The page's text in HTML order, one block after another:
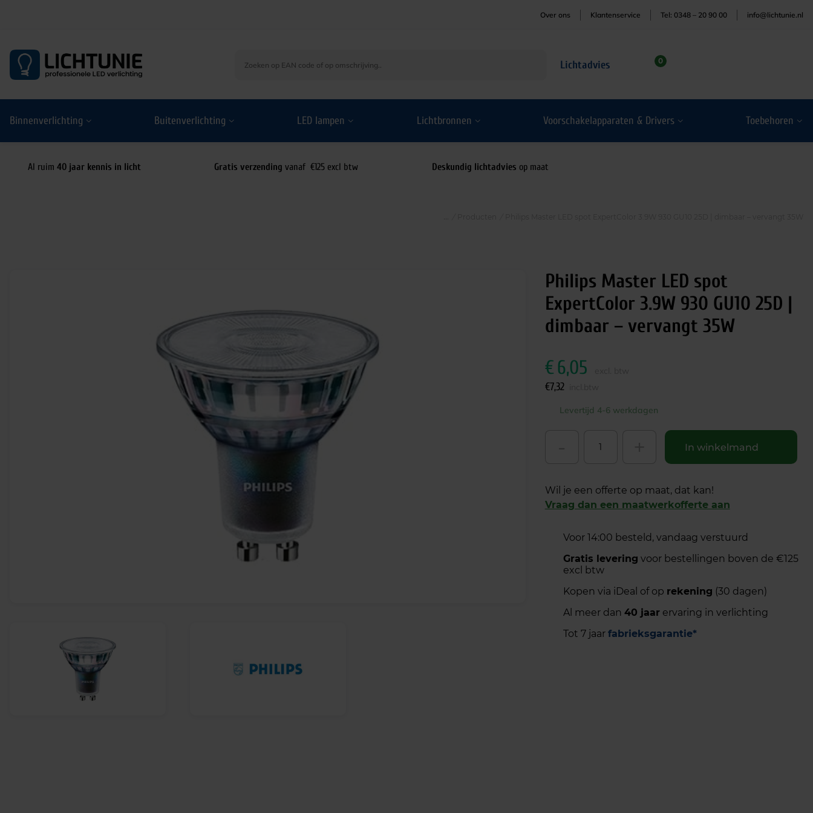
Over ons Klantenservice Tel: 0348 – 20 90 00 info@lichtunie.nl
Lichtadvies 0
Binnenverlichting Buitenverlichting LED lampen Lichtbronnen Voorschakelapparaten & Drivers Toebehoren
Al ruim 40 jaar kennis in licht Gratis verzending vanaf €125 excl btw Deskundig lichtadvies op maat
Philips Master LED spot
ExpertColor 3.9W 930 GU10 25D |
dimbaar – vervangt 35W
€6,05
€7,32
Levertijd 4-6 werkdagen
In winkelmand
Wil je een offerte op maat, dat kan!
Vraag dan een maatwerkofferte aan
Voor 14:00 besteld, vandaag verstuurd
Gratis levering voor bestellingen boven de €125
excl btw
Kopen via iDeal of op rekening (30 dagen)
Al meer dan 40 jaarervaring in verlichting
Tot 7 jaar fabrieksgarantie*